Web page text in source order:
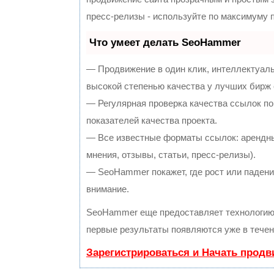
пресс-релизы - используйте по
Что умеет делать SeoHammer
— Продвижение в один клик,
высокой степенью качества у лучших бирж
— Регулярная проверка качества ссылок
показателей качества проекта.
— Все известные форматы ссылок:
мнения, отзывы, статьи, пресс-релизы).
— SeoHammer покажет, где рост или
внимание.
SeoHammer еще предоставляет
первые результаты появляются уже в
Зарегистрироваться и Начать